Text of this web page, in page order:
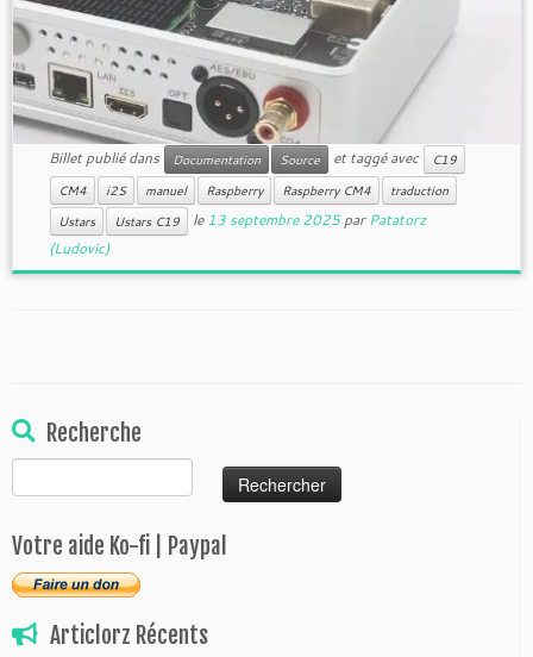
Billet publié dans Documentation Source et taggé avec
C19
CM4
i2S manuel Raspberry Raspberry CM4
traduction
Ustars
Ustars C19 le13 septembre 2025 parPatatorz
(Ludovic)
Recherche
Votre aide Ko-fi | Paypal
Articlorz Récents